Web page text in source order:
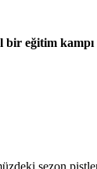
bir eğitim kampı